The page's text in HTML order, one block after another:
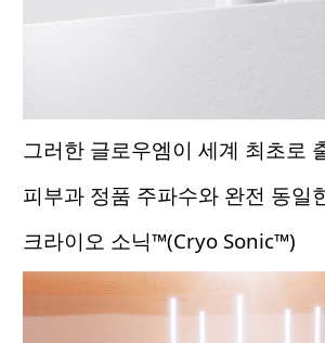
그러한 글로우엠이 세계 최초로
피부과 정품 주파수와 완전 동일
크라이오 소닉™(Cryo Sonic™)